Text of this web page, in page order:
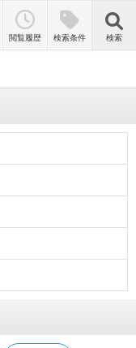
検索
閲覧履歴 検索条件 検索
ペット相談